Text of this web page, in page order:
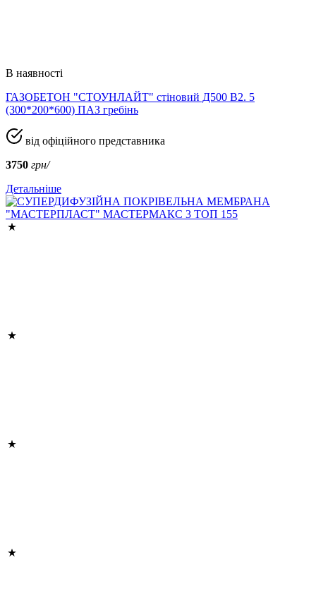
В наявності
ГАЗОБЕТОН "СТОУНЛАЙТ" стіновий Д500 В2. 5
(300*200*600) ПАЗ гребінь
від офіційного представника
3750 грн/
Детальніше